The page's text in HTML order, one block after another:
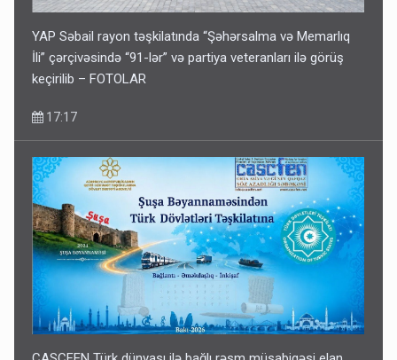
YAP Səbail rayon təşkilatında “Şəhərsalma və Memarlıq
İli” çərçivəsində “91-lər” və partiya veteranları ilə görüş
keçirilib – FOTOLAR
17:17